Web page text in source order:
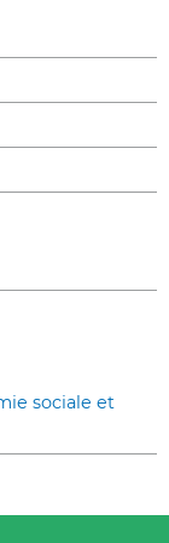
sociale et